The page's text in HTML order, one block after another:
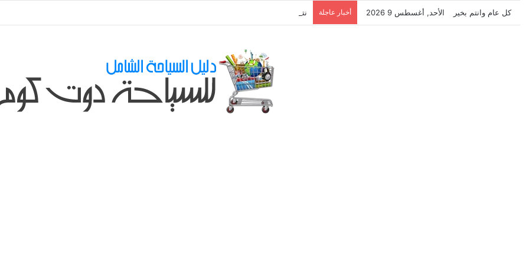
كل عام وانتم بخير الأحد, أغسطس 9 2026 أخبار عاجلة نتشرف بتلقي طلباتكم و استفسارتكم ... لو عندك سؤال او استفسار ماتدرددش فى طلب